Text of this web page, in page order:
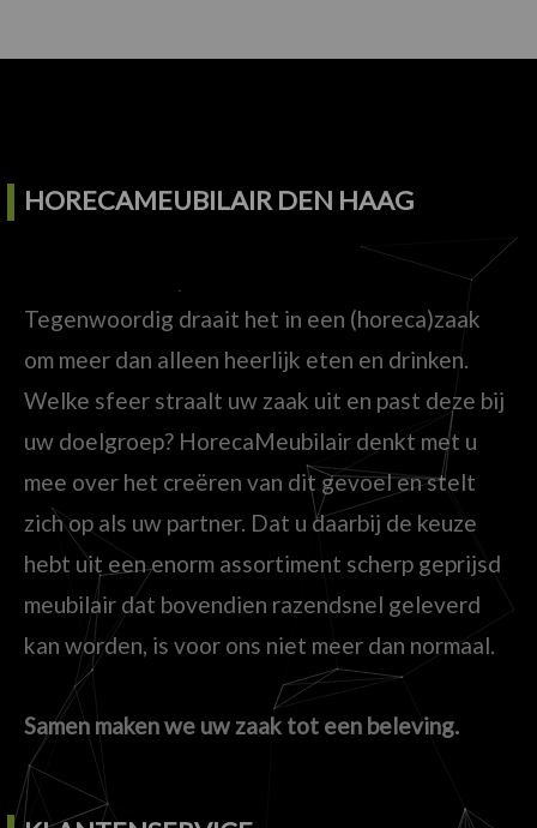
HORECAMEUBILAIR DEN HAAG
Tegenwoordig draait het in een (horeca)zaak
om meer dan alleen heerlijk eten en drinken.
Welke sfeer straalt uw zaak uit en past deze bij
uw doelgroep? HorecaMeubilair denkt met u
mee over het creëren van dit gevoel en stelt
zich op als uw partner. Dat u daarbij de keuze
hebt uit een enorm assortiment scherp geprijsd
meubilair dat bovendien razendsnel geleverd
kan worden, is voor ons niet meer dan normaal.
Samen maken we uw zaak tot een beleving.